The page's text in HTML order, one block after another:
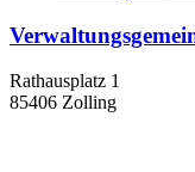
Rathausplatz 1
85406 Zolling